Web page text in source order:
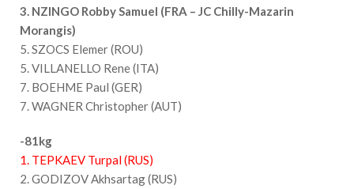
3. NZINGO Robby Samuel (FRA – JC Chilly-Mazarin
Morangis)
5. SZOCS Elemer (ROU)
5. VILLANELLO Rene (ITA)
7. BOEHME Paul (GER)
7. WAGNER Christopher (AUT)
-81kg
1. TEPKAEV Turpal (RUS)
2. GODIZOV Akhsartag (RUS)